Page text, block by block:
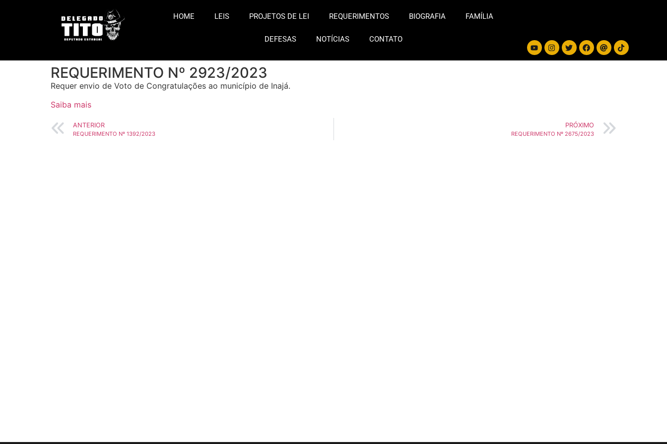
HOME LEIS PROJETOS DE LEI REQUERIMENTOS BIOGRAFIA FAMÍLIA
DEFESAS NOTÍCIAS CONTATO
REQUERIMENTO Nº 2923/2023
Requer envio de Voto de Congratulações ao município de Inajá.
Saiba mais
ANTERIOR
REQUERIMENTO Nº 1392/2023
PRÓXIMO
REQUERIMENTO Nº 2675/2023